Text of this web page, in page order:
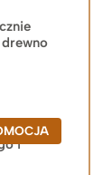
PRODUKT
W
i